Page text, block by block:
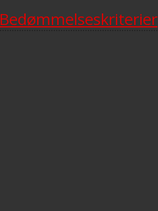
Bedømmelseskriterier